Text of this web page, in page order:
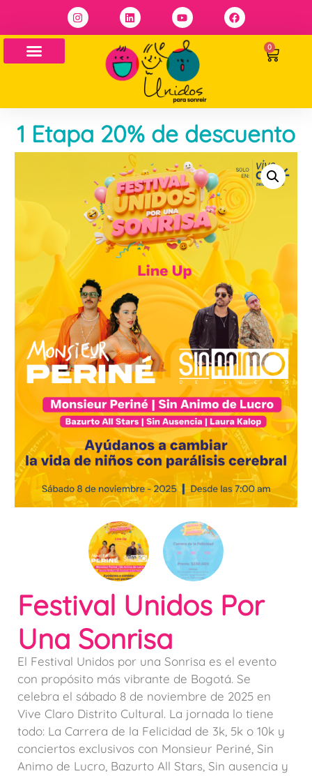
0
1 Etapa 20% de descuento
Festival Unidos Por
Una Sonrisa
El Festival Unidos por una Sonrisa es el evento
con propósito más vibrante de Bogotá. Se
celebra el sábado 8 de noviembre de 2025 en
Vive Claro Distrito Cultural. La jornada lo tiene
todo: La Carrera de la Felicidad de 3k, 5k o 10k y
conciertos exclusivos con Monsieur Periné, Sin
Animo de Lucro, Bazurto All Stars, Sin ausencia y